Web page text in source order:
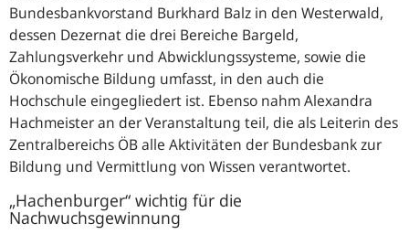
Bundesbankvorstand Burkhard Balz in den Westerwald,
dessen Dezernat die drei Bereiche Bargeld,
Zahlungsverkehr und Abwicklungssysteme, sowie die
Ökonomische Bildung umfasst, in den auch die
Hochschule eingegliedert ist. Ebenso nahm Alexandra
Hachmeister an der Veranstaltung teil, die als Leiterin des
Zentralbereichs ÖB alle Aktivitäten der Bundesbank zur
Bildung und Vermittlung von Wissen verantwortet.
„Hachenburger“ wichtig für die
Nachwuchsgewinnung